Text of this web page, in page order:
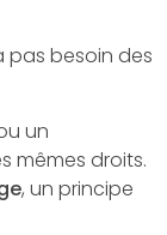
pas besoin des
un
mêmes droits.
, un principe